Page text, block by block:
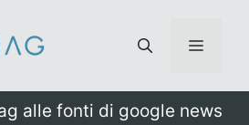
Menu
alle fonti di google news